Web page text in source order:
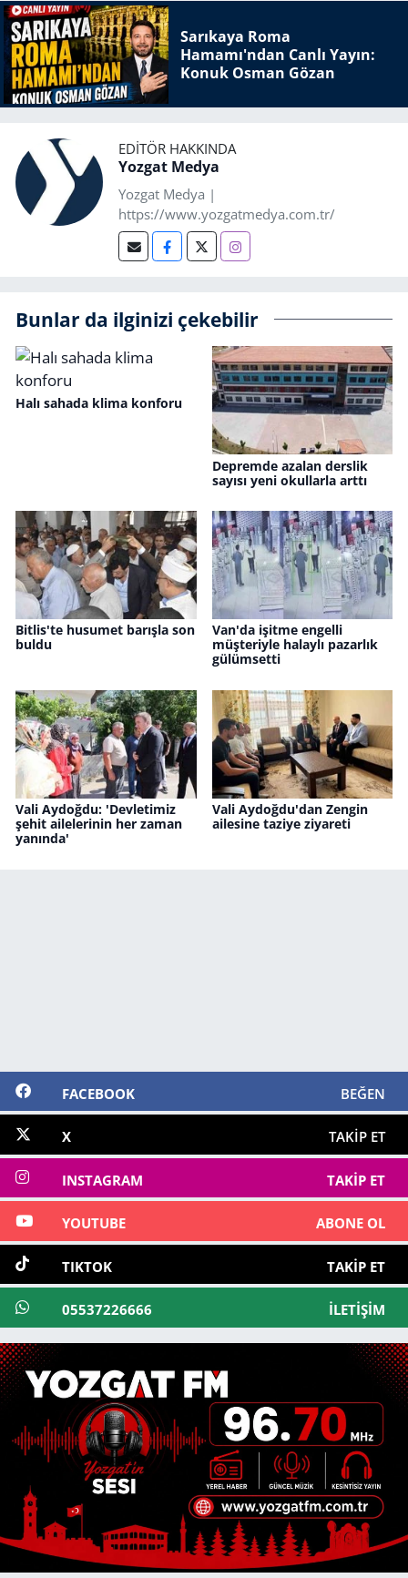
Sarıkaya Roma
Hamamı'ndan Canlı Yayın:
Konuk Osman Gözan
EDITÖR HAKKINDA
Yozgat Medya
Yozgat Medya |
https://www.yozgatmedya.com.tr/
Bunlar da ilginizi çekebilir
Halı sahada klima konforu
Depremde azalan derslik
sayısı yeni okullarla arttı
Bitlis'te husumet barışla son
buldu
Van'da işitme engelli
müşteriyle halaylı pazarlık
gülümsetti
Vali Aydoğdu: 'Devletimiz
şehit ailelerinin her zaman
yanında'
Vali Aydoğdu'dan Zengin
ailesine taziye ziyareti
FACEBOOK BEĞEN
X TAKIP ET
INSTAGRAM TAKIP ET
YOUTUBE ABONE OL
TIKTOK TAKIP ET
05537226666 İLETIŞIM